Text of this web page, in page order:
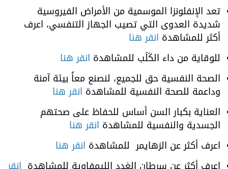
تعد الإنفلونزا الموسمية من الأمراض الفيروسية
شديدة العدوى التي تصيب الجهاز التنفسي، اعرف
أكثر للمشاهدة انقر هنا
للوقاية من داء الكَلَب للمشاهدة انقر هنا
الصحة النفسية حق للجميع، لنصنع معاً بيئة آمنة
وداعمة للصحة النفسية للمشاهدة انقر هنا
العناية بكبار السن أساس للحفاظ على صحتهم
الجسدية والنفسية للمشاهدة انقر هنا
اعرف أكثر عن الزهايمر للمشاهدة انقر هنا